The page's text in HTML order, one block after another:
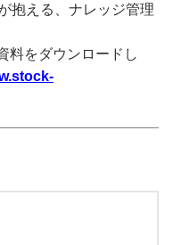
抱える、ナレッジ管理
料をダウンロードし